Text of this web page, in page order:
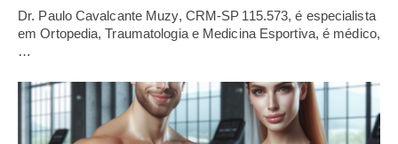
Dr. Paulo Cavalcante Muzy, CRM‑SP 115.573, é especialista
em Ortopedia, Traumatologia e Medicina Esportiva, é médico,
…